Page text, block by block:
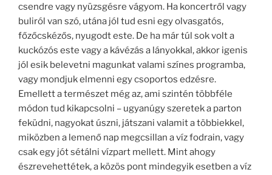
csendre vagy nyüzsgésre vágyom. Ha koncertről vagy
buliról van szó, utána jól tud esni egy olvasgatós,
főzőcskézős, nyugodt este. De ha már túl sok volt a
kuckózós este vagy a kávézás a lányokkal, akkor igenis
jól esik belevetni magunkat valami színes programba,
vagy mondjuk elmenni egy csoportos edzésre.
Emellett a természet még az, ami szintén többféle
módon tud kikapcsolni – ugyanúgy szeretek a parton
feküdni, nagyokat úszni, játszani valamit a többiekkel,
miközben a lemenő nap megcsillan a víz fodrain, vagy
csak egy jót sétálni vízpart mellett. Mint ahogy
észrevehettétek, a közös pont mindegyik esetben a víz